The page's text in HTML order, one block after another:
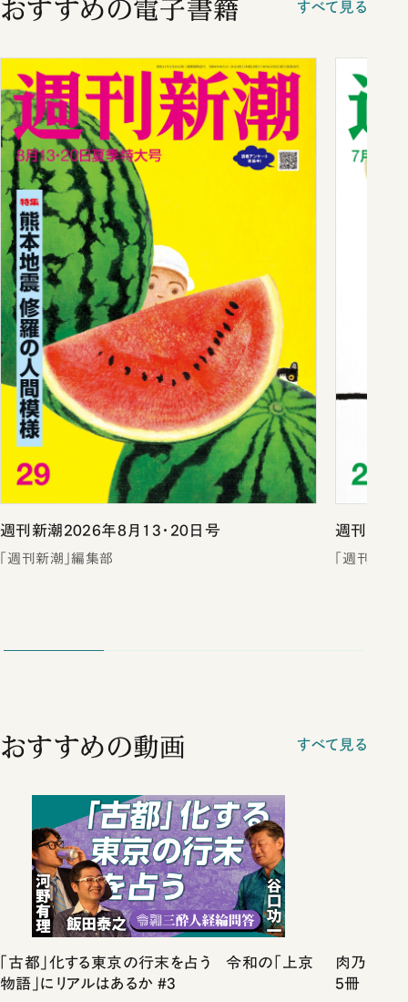
おすすめの電子書籍 すべて見る
週刊新潮2026年8月13・20日号
「週刊新潮」編集部
週刊新潮
「週刊新潮
おすすめの動画 すべて見る
「古都」化する東京の行末を占う 令和の「上京
物語」にリアルはあるか #3
肉乃小路
5冊